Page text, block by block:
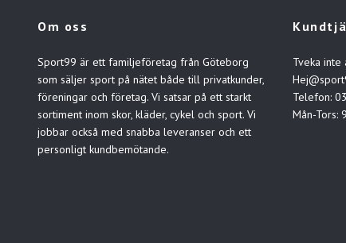
Om oss
Sport99 är ett familjeföretag från Göteborg
som säljer sport på nätet både till privatkunder,
föreningar och företag. Vi satsar på ett starkt
sortiment inom skor, kläder, cykel och sport. Vi
jobbar också med snabba leveranser och ett
personligt kundbemötande.
Tveka inte
Telefon:
Mån-Tors: